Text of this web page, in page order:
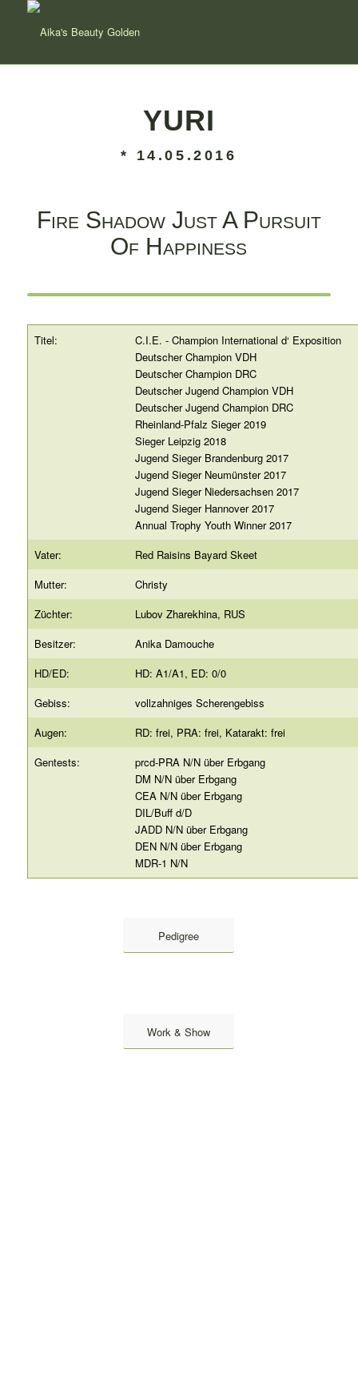
YURI
* 14.05.2016
Fire Shadow Just A Pursuit
Of Happiness
Titel:
C.I.E. - Champion International d‘ Exposition
Deutscher Champion VDH
Deutscher Champion DRC
Deutscher Jugend Champion VDH
Deutscher Jugend Champion DRC
Rheinland-Pfalz Sieger 2019
Sieger Leipzig 2018
Jugend Sieger Brandenburg 2017
Jugend Sieger Neumünster 2017
Jugend Sieger Niedersachsen 2017
Jugend Sieger Hannover 2017
Annual Trophy Youth Winner 2017
Vater:
Red Raisins Bayard Skeet
Mutter:
Christy
Züchter:
Lubov Zharekhina, RUS
Besitzer:
Anika Damouche
HD/ED:
HD: A1/A1, ED: 0/0
Gebiss:
vollzahniges Scherengebiss
Augen:
RD: frei, PRA: frei, Katarakt: frei
Gentests:
prcd-PRA N/N über Erbgang
DM N/N über Erbgang
CEA N/N über Erbgang
DIL/Buff d/D
JADD N/N über Erbgang
DEN N/N über Erbgang
MDR-1 N/N
Pedigree
Work & Show